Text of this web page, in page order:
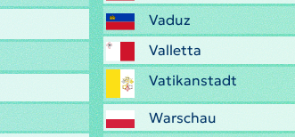
Vaduz
Valletta
Vatikanstadt
Warschau